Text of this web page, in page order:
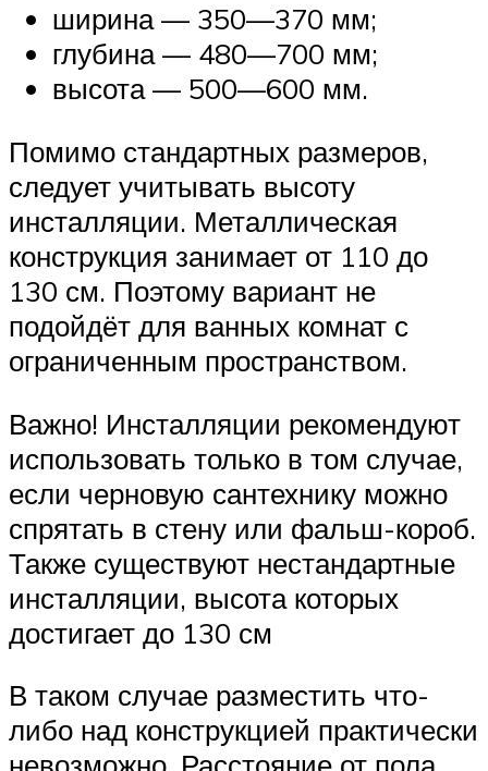
ширина — 350—370 мм;
глубина — 480—700 мм;
высота — 500—600 мм.
Помимо стандартных размеров,
следует учитывать высоту
инсталляции. Металлическая
конструкция занимает от 110 до
130 см. Поэтому вариант не
подойдёт для ванных комнат с
ограниченным пространством.
Важно! Инсталляции рекомендуют
использовать только в том случае,
если черновую сантехнику можно
спрятать в стену или фальш-короб.
Также существуют нестандартные
инсталляции, высота которых
достигает до 130 см
В таком случае разместить что-
либо над конструкцией практически